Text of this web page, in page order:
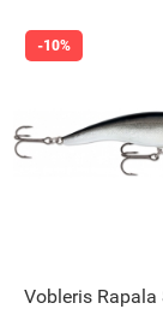
Vobleris Rapala